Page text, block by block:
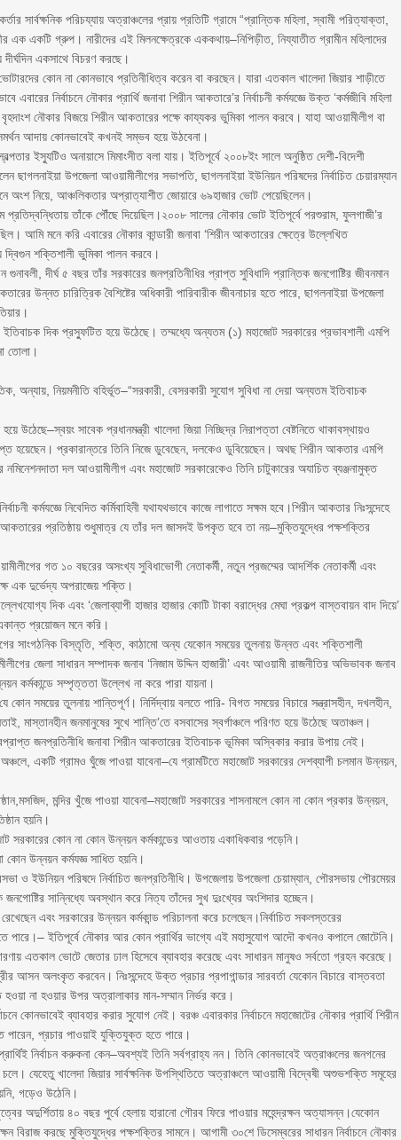
সার্বক্ষনিক পরিচয্যায় অত্রাঞ্চলের প্রায় প্রতিটি গ্রামে “প্রান্তিক মহিলা, স্বামী পরিত্যাক্তা,
এক একটি গ্রুপ। নারীদের এই মিলনক্ষেত্রকে এককথায়–নিপিড়ীত, নিয্যাতীত গ্রামীন মহিলাদের
একসাথে বিচরণ করছে।
কোন না কোনভাবে প্রতিনীধিত্ব করেন বা করছেন। যারা এতকাল খালেদা জিয়ার শাড়ীতে
নির্বাচনে নৌকার প্রার্থি জনাবা শিরীন আকতারে’র নির্বাচনী কর্মযজ্ঞে উক্ত ‘কর্মজীবি মহিলা
নৌকার বিজয়ে শিরীন আকতারের পক্ষে কায্যকর ভুমিকা পালন করবে। যাহা আওয়ামীলীগ বা
সমর্থন আদায় কোনভাবেই কখনই সম্ভব হয়ে উঠবেনা।
ইস্যুটিও অনায়াসে মিমাংসীত বলা যায়। ইতিপূর্বে ২০০৮ইং সালে অনুষ্ঠিত দেশী-বিদেশী
ছাগলনাইয়া উপজেলা আওয়ামীলীগের সভাপতি, ছাগলনাইয়া ইউনিয়ন পরিষদের নির্বাচিত চেয়ারম্যান
অংশ নিয়ে, আঞ্চলিকতার অপ্রাত্যাশীত জোয়ারে ৬৯হাজার ভোট পেয়েছিলেন।
প্রতিদ্বন্ধিতায় তাঁকে পৌঁছে দিয়েছিল।২০০৮ সালের নৌকার ভোট ইতিপূর্বে পরশুরাম, ফুলগাজী’র
আমি মনে করি এবারের নৌকার কান্ডারী জনাবা ‘শিরীন আকতারের ক্ষেত্রে উল্লেখিত
দ্বিগুন শক্তিশালী ভুমিকা পালন করবে।
দীর্ঘ ৫ বছর তাঁর সরকারের জনপ্রতিনীধির প্রাপ্ত সুবিধাদি প্রান্তিক জনগোষ্টির জীবনমান
উন্নত চারিত্রিক বৈশিষ্টের অধিকারী পারিবারীক জীবনাচার হতে পারে, ছাগলনাইয়া উপজেলা
ইতিবাচক দিক প্রস্ফুটিত হয়ে উঠেছে। তম্মধ্যে অন্যতম (১) মহাজোট সরকারের প্রভাবশালী এমপি
তোলা।
অন্যায়, নিয়মনীতি বহির্ভূত–“সরকারী, বেসরকারী সুযোগ সুবিধা না দেয়া অন্যতম ইতিবাচক
সাবেক প্রধানমন্ত্রী খালেদা জিয়া নিচ্ছিদ্র নিরাপত্তা বেষ্টনিতে থাকাবস্থায়ও
হয়েছেন। প্রকারান্তরে তিনি নিজে ডুবেছেন, দলকেও ডুবিয়েছেন। অথছ শিরীন আকতার এমপি
নমিনেশনদাতা দল আওয়ামীলীগ এবং মহাজোট সরকারেকেও তিনি চাটুকারের অযাচিত ব্যঞ্জনামুক্ত
কর্মযজ্ঞে নিবেদিত কর্মিবাহিনী যথাযথভাবে কাজে লাগাতে সক্ষম হবে।শিরীন আকতার নিঃসন্দেহে
আকতারের প্রতিষ্ঠায় শুধুমাত্র যে তাঁর দল জাসদই উপকৃত হবে তা নয়–মুক্তিযুদ্ধের পক্ষশক্তির
গত ১০ বছরের অসংখ্য সুবিধাভোগী নেতাকর্মী, নতুন প্রজম্মের আদর্শিক নেতাকর্মী এবং
এক দুর্ভেদ্য অপরাজেয় শক্তি।
দিক এবং ‘জেলাব্যাপী হাজার হাজার কোটি টাকা বরাদ্ধের মেঘা প্রকল্প বাস্তবায়ন বাদ দিয়ে’
প্রয়োজন মনে করি।
সাংগঠনিক বিস্তৃতি, শক্তি, কাঠামো অন্য যেকোন সময়ের তুলনায় উন্নত এবং শক্তিশালী
জেলা সাধারন সম্পাদক জনাব ‘নিজাম উদ্দিন হাজারী’ এবং আওয়ামী রাজনীতির অভিভাবক জনাব
কর্মকান্ডে সম্পৃত্ততা উল্লেখ না করে পারা যায়না।
সময়ের তুলনায় শান্তিপূর্ণ। নির্দিদ্বায় বলতে পারি- বিগত সময়ের বিচারে সন্ত্রাসহীন, দখলহীন,
মাস্তানহীন জনমানুষের সুখে শান্তি’তে বসবাসের স্বর্গাঞ্চলে পরিণত হয়ে উঠেছে অতাঞ্চল।
জনপ্রতিনীধি জনাবা শিরীন আকতারের ইতিবাচক ভূমিকা অস্বিকার করার উপায় নেই।
একটি গ্রামও ঘুঁজে পাওয়া যাবেনা–যে গ্রামটিতে মহাজোট সরকারের দেশব্যাপী চলমান উন্নয়ন,
মন্দির খুঁজে পাওয়া যাবেনা–মহাজোট সরকারের শাসনামলে কোন না কোন প্রকার উন্নয়ন,
হয়নি।
কোন না কোন উন্নয়ন কর্মকান্ডের আওতায় একাধিকবার পড়েনি।
কোন উন্নয়ন কর্মযজ্ঞ সাধিত হয়নি।
ও ইউনিয়ন পরিষদে নির্বাচিত জনপ্রতিনীধি। উপজেলায় উপজেলা চেয়াম্যান, পৌরসভায় পৌরমেয়র
জনগোষ্টির সান্নিধ্যে অবস্থান করে নিত্য তাঁদের সুখ দুঃখ্যের অংশিদার হচ্ছেন।
এবং সরকারের উন্নয়ন কর্মকান্ড পরিচালনা করে চলেছেন।নির্বাচিত সকলস্তরের
পারে।– ইতিপূর্বে নৌকার আর কোন প্রার্থির ভাগ্যে এই মহাসুযোগ আদৌ কখনও কপালে জোটেনি।
এতকাল ভোটে জেতার ঢাল হিসেবে ব্যাবহার করেছে এবং সাধারন মানুষও সর্বতো গ্রহন করেছে।
আসন অলংকৃত করবেন। নিঃসন্দেহে উক্ত প্রচার প্রপাগান্ডার সারবর্তা যেকোন বিচারে বাস্তবতা
হওয়া না হওয়ার উপর অত্রালাকার মান-সম্মান নির্ভর করে।
কোনভাবেই ব্যাবহার করার সুযোগ নেই। বরঞ্চ এবারকার নির্বাচনে মহাজোটের নৌকার প্রার্থি শিরীন
পারেন, প্রচার পাওয়াই যুক্তিযুক্ত হতে পারে।
নির্বাচন করুকনা কেন–অবশ্যই তিনি সর্বগ্রাহ্য নন। তিনি কোনভাবেই অত্রাঞ্চলের জনগনের
যেহেতু খালেদা জিয়ার সার্বক্ষনিক উপস্থিতিতে অত্রাঞ্চলে আওয়ামী বিদ্বেষী অশুভশক্তি সমূহের
গড়েও উঠেনি।
অদুর্শিতায় ৪০ বছর পুর্বে হেলায় হারানো গৌরব ফিরে পাওয়ার মহেন্দ্রক্ষন অত্যাসন্ন।যেকোন
বিরাজ করছে মুক্তিযুদ্ধের পক্ষশক্তির সামনে। আগামী ৩০শে ডিসেম্বরের সাধারন নির্বাচনে নৌকার